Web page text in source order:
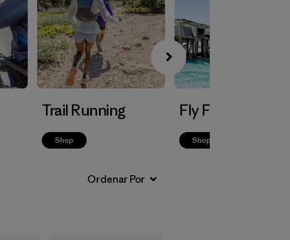
Trail Running
Shop
Fly Fishing
Shop